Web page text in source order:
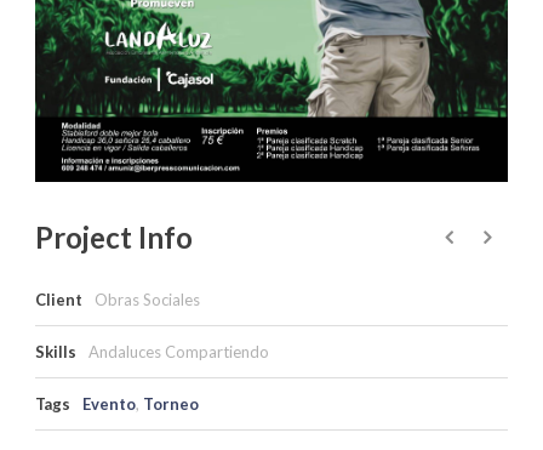
Project Info
Client Obras Sociales
Skills Andaluces Compartiendo
Tags Evento, Torneo